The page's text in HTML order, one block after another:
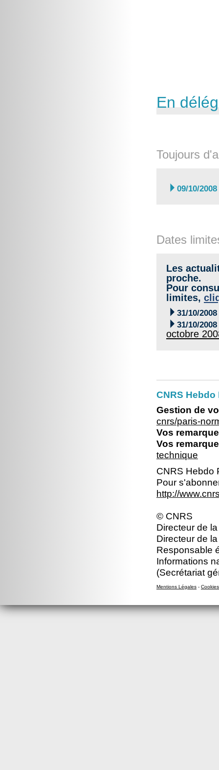
En
Toujours
 09/10/2008
Dates
Les
proche.
Pour
limites,
 31/10/2008
 31/10/2008
octobre
CNRS
Gestion de
cnrs/paris-
Vos
Vos
technique
CNRS Hebdo
Pour
http://
© CNRS
Directeur de
Directeur de
Responsable
Informations
(Secrétariat
Mentions Légales - Cookies